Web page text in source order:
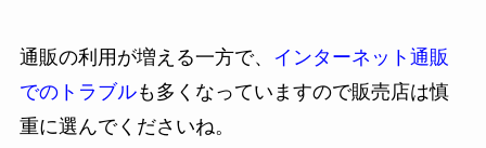
通販の利用が増える一方で、
インターネット通販
でのトラブルも多くなっていますので販売店は慎
重に選んでくださいね。